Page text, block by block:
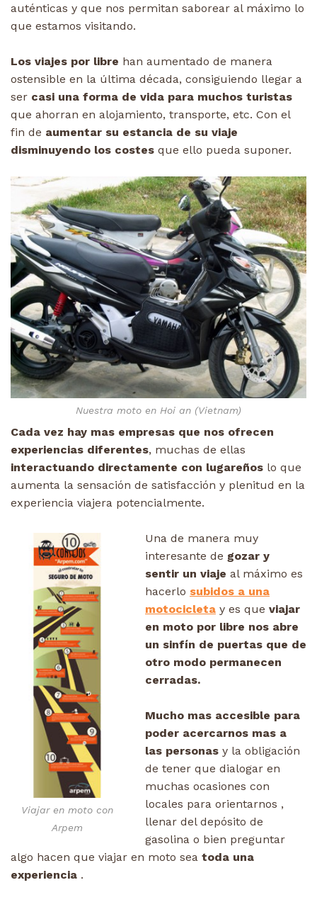
auténticas y que nos permitan saborear al máximo lo
que estamos visitando.
Los viajes por libre han aumentado de manera
ostensible en la última década, consiguiendo llegar a
ser casi una forma de vida para muchos turistas
que ahorran en alojamiento, transporte, etc. Con el
fin de aumentar su estancia de su viaje
disminuyendo los costes que ello pueda suponer.
Nuestra moto en Hoi an (Vietnam)
Cada vez hay mas empresas que nos ofrecen
experiencias diferentes, muchas de ellas
interactuando directamente con lugareños lo que
aumenta la sensación de satisfacción y plenitud en la
experiencia viajera potencialmente.
Viajar en moto con
Arpem
Una de manera muy
interesante de gozar y
sentir un viaje al máximo es
hacerlo subidos a una
motocicleta y es que viajar
en moto por libre nos abre
un sinfín de puertas que de
otro modo permanecen
cerradas.
Mucho mas accesible para
poder acercarnos mas a
las personas y la obligación
de tener que dialogar en
muchas ocasiones con
locales para orientarnos ,
llenar del depósito de
gasolina o bien preguntar
algo hacen que viajar en moto sea toda una
experiencia .